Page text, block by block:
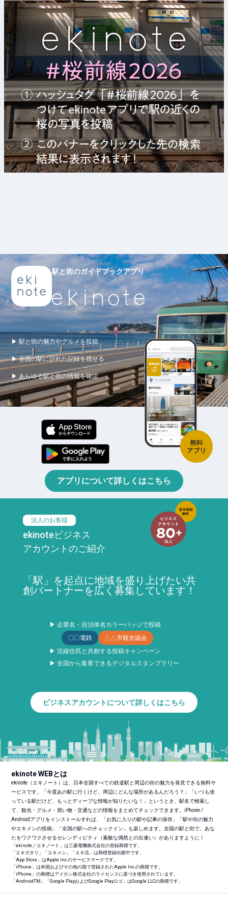
駅と街のガイドブックアプリ
▶ 駅と街の魅力やグルメを投稿
▶ 全国の駅に訪れた記録を残せる
▶ あらゆる駅と街の情報を確認
アプリについて詳しくはこちら
法人のお客様
ekinoteビジネス
アカウントのご紹介
「駅」を起点に地域を盛り上げたい共
創パートナーを広く募集しています！
▶ 企業名・自治体名カラーバッジで投稿
〇〇電鉄
△△市観光協会
▶ 沿線住民と共創する投稿キャンペーン
▶ 全国から集客できるデジタルスタンプラリー
ビジネスアカウントについて詳しくはこちら
ekinote WEBとは
ekinote（エキノート）は、日本全国すべての鉄道駅と周辺の街の魅力を発見できる無料サ
ービスです。「今度あの駅に行くけど、周辺にどんな場所があるんだろう？」「いつも使
っている駅だけど、もっとディープな情報が知りたいな！」というとき、駅名で検索し
て、観光・グルメ・買い物・交通などの情報をまとめてチェックできます。iPhone /
Androidアプリをインストールすれば、「お気に入りの駅や記事の保存」「駅や街の魅力
やエキメシの投稿」「全国の駅へのチェックイン」も楽しめます。全国の駅と街で、あな
たをワクワクさせるセレンディピティ（素敵な偶然との出逢い）がありますように！
「ekinote／エキノート」は三菱電機株式会社の登録商標です。
「エキガタリ」「エキメシ」「エキ活」は商標登録出願中です。
「App Store」はApple Inc.のサービスマークです。
「iPhone」は米国およびその他の国で登録されたApple Inc.の商標です。
「iPhone」の商標はアイホン株式会社のライセンスに基づき使用されています。
「AndroidTM 」「Google PlayおよびGoogle Playロゴ」はGoogle LLCの商標です。